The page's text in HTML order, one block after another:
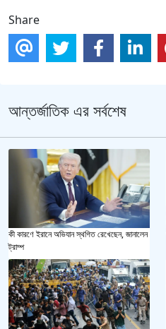
Share
আন্তর্জাতিক এর সর্বশেষ
কী কারণে ইরানে অভিযান স্থগিত রেখেছেন, জানালেন
ট্রাম্প